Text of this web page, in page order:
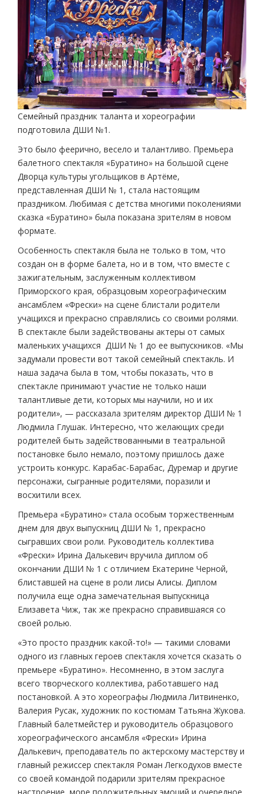
Семейный праздник таланта и хореографии
подготовила ДШИ №1.
Это было феерично, весело и талантливо. Премьера
балетного спектакля «Буратино» на большой сцене
Дворца культуры угольщиков в Артёме,
представленная ДШИ № 1, стала настоящим
праздником. Любимая с детства многими поколениями
сказка «Буратино» была показана зрителям в новом
формате.
Особенность спектакля была не только в том, что
создан он в форме балета, но и в том, что вместе с
зажигательным, заслуженным коллективом
Приморского края, образцовым хореографическим
ансамблем «Фрески» на сцене блистали родители
учащихся и прекрасно справлялись со своими ролями.
В спектакле были задействованы актеры от самых
маленьких учащихся ДШИ № 1 до ее выпускников. «Мы
задумали провести вот такой семейный спектакль. И
наша задача была в том, чтобы показать, что в
спектакле принимают участие не только наши
талантливые дети, которых мы научили, но и их
родители», — рассказала зрителям директор ДШИ № 1
Людмила Глушак. Интересно, что желающих среди
родителей быть задействованными в театральной
постановке было немало, поэтому пришлось даже
устроить конкурс. Карабас-Барабас, Дуремар и другие
персонажи, сыгранные родителями, поразили и
восхитили всех.
Премьера «Буратино» стала особым торжественным
днем для двух выпускниц ДШИ № 1, прекрасно
сыгравших свои роли. Руководитель коллектива
«Фрески» Ирина Далькевич вручила диплом об
окончании ДШИ № 1 с отличием Екатерине Черной,
блиставшей на сцене в роли лисы Алисы. Диплом
получила еще одна замечательная выпускница
Елизавета Чиж, так же прекрасно справившаяся со
своей ролью.
«Это просто праздник какой-то!» — такими словами
одного из главных героев спектакля хочется сказать о
премьере «Буратино». Несомненно, в этом заслуга
всего творческого коллектива, работавшего над
постановкой. А это хореографы Людмила Литвиненко,
Валерия Русак, художник по костюмам Татьяна Жукова.
Главный балетмейстер и руководитель образцового
хореографического ансамбля «Фрески» Ирина
Далькевич, преподаватель по актерскому мастерству и
главный режиссер спектакля Роман Легкодухов вместе
со своей командой подарили зрителям прекрасное